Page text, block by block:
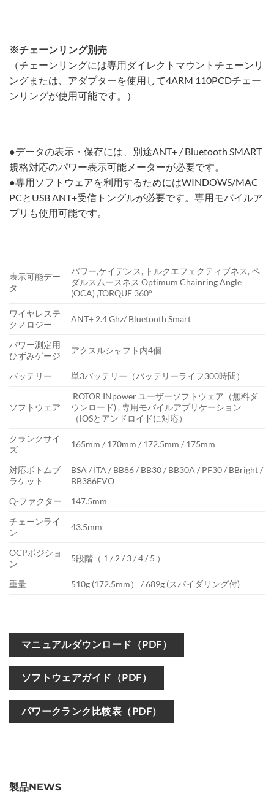
※チェーンリング別売
（チェーンリングには専用ダイレクトマウントチェーンリ
ングまたは、アダプターを使用して4ARM 110PCDチェー
ンリングが使用可能です。）
●データの表示・保存には、別途ANT+ / Bluetooth SMART
規格対応のパワー表示可能メーターが必要です。
●専用ソフトウェアを利用するためにはWINDOWS/MAC
PCとUSB ANT+受信トングルが必要です。専用モバイルア
プリも使用可能です。
表示可能デー
タ
パワー,ケイデンス, トルクエフェクティブネス, ペ
ダルスムースネス Optimum Chainring Angle
(OCA) ,TORQUE 360°
ワイヤレステ
クノロジー
ANT+ 2.4 Ghz/ Bluetooth Smart
パワー測定用
ひずみゲージ
アクスルシャフト内4個
バッテリー 単3バッテリー（バッテリーライフ300時間）
ソフトウェア
ROTOR INpower ユーザーソフトウェア（無料ダ
ウンロード) , 専用モバイルアプリケーション
（iOSとアンドロイドに対応）
クランクサイ
ズ
165mm / 170mm / 172.5mm / 175mm
対応ボトムブ
ラケット
BSA / ITA / BB86 / BB30 / BB30A / PF30 / BBright /
BB386EVO
Q-ファクター
147.5mm
チェーンライ
ン
43.5mm
OCPポジショ
ン
5段階（ 1 / 2 / 3 / 4 / 5 ）
重量 510g (172.5mm） / 689g (スパイダリング付)
マニュアルダウンロード（PDF）
ソフトウェアガイド（PDF）
パワークランク比較表（PDF）
製品NEWS